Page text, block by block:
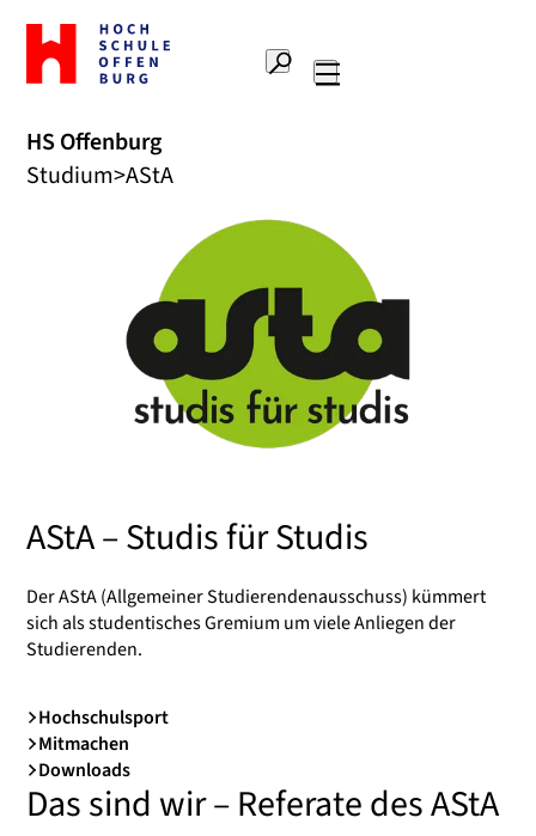
Zur
Startseite
Hochschule
Suche
HS Offenburg
Studium AStA
AStA – Studis für Studis
Der AStA (Allgemeiner Studierendenausschuss) kümmert
sich als studentisches Gremium um viele Anliegen der
Studierenden.
Hochschulsport
Mitmachen
Downloads
Das sind wir – Referate des AStA